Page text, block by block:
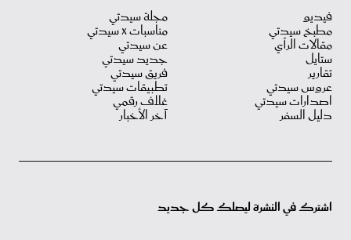
فيديو
مطبخ سيدتي
مقالات الرأي
ستايل
تقارير
عروس سيدتي
اصدارات سيدتي
دليل السفر
مجلة سيدتي
مناسبات X سيدتي
عن سيدتي
جديد سيدتي
فريق سيدتي
تطبيقات سيدتي
غلاف رقمي
آخر الأخبار
اشترك في النشرة ليصلك كل جديد